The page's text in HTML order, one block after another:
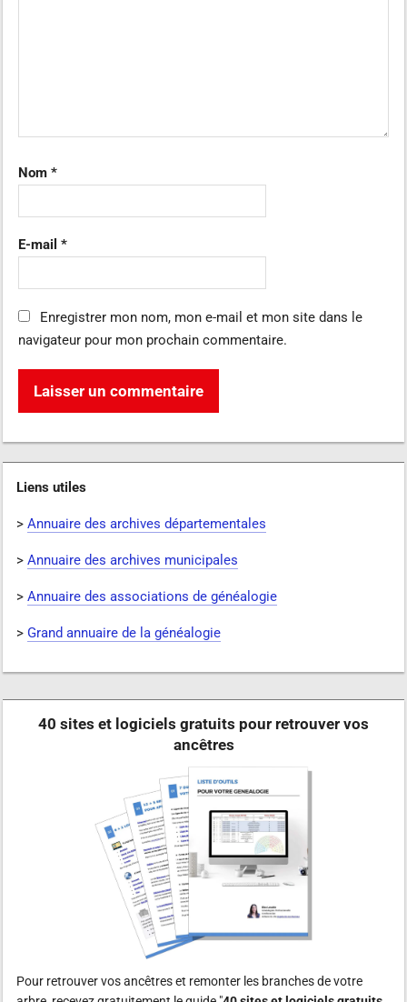
Nom *
E-mail *
Enregistrer mon nom, mon e-mail et mon site dans le
navigateur pour mon prochain commentaire.
Liens utiles
>Annuaire des archives départementales
>Annuaire des archives municipales
>Annuaire des associations de généalogie
>Grand annuaire de la généalogie
40 sites et logiciels gratuits pour retrouver vos
ancêtres
Pour retrouver vos ancêtres et remonter les branches de votre